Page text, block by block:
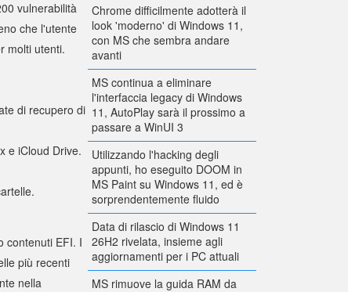
vulnerabilità
che l'utente
molti utenti.
di recupero di
e iCloud Drive.
contenuti EFI. I
più recenti
nella
Chrome difficilmente adotterà il
look 'moderno' di Windows 11,
con MS che sembra andare
avanti
MS continua a eliminare
l'interfaccia legacy di Windows
11, AutoPlay sarà il prossimo a
passare a WinUI 3
Utilizzando l'hacking degli
appunti, ho eseguito DOOM in
MS Paint su Windows 11, ed è
sorprendentemente fluido
Data di rilascio di Windows 11
26H2 rivelata, insieme agli
aggiornamenti per i PC attuali
MS rimuove la guida RAM da